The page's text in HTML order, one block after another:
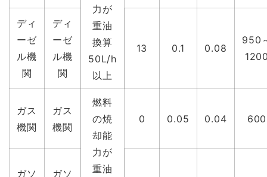
力が
重油
換算
50L/h
以上
ディ
ーゼ
ル機
関
ディ
ーゼ
ル機
関
13 0.1 0.08
950
ガス
機関
ガス
機関
燃料
の焼
却能
力が
重油
0 0.05 0.04 600
ガソ
ガソ